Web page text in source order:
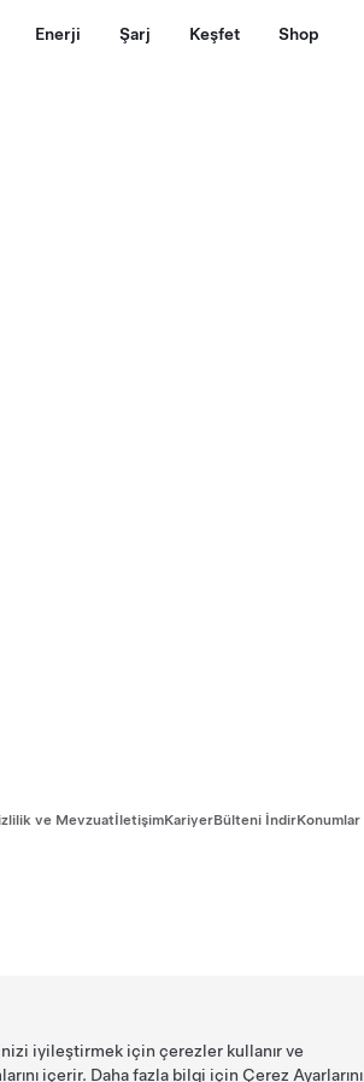
Enerji Şarj Keşfet Shop
ve MevzuatİletişimKariyerBülteni İndirKonumlar
iyileştirmek için çerezler kullanır ve
içerir. Daha fazla bilgi için Çerez Ayarlarını